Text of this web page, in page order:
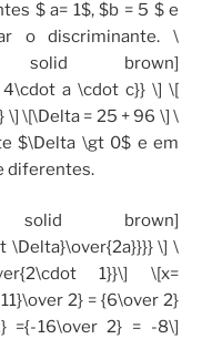
$ a= 1$, $b = 5 $ e
o discriminante. \
solid brown]
a \cdot c}} \] \[
\[\Delta = 25 + 96 \] \
$\Delta \gt 0$ e em
diferentes.
solid brown]
\Delta}\over{2a}}}} \] \
1}}\] \[x=
2} = {6\over 2}
={-16\over 2} = -8\]